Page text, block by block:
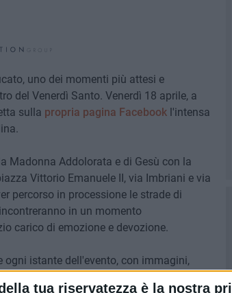
tua riservatezza è la nostra
uno dei momenti più attesi e
del Venerdì Santo. Venerdì 18 aprile, a
sulla propria pagina Facebookl'intensa
Madonna Addolorata e di Gesù con la
Vittorio Emanuele II, via Imbriani e via
percorso in processione le strade di
in un momento
carico di emozione e devozione.
istante dell'evento, con immagini,
autorità cittadine. L'obiettivo è